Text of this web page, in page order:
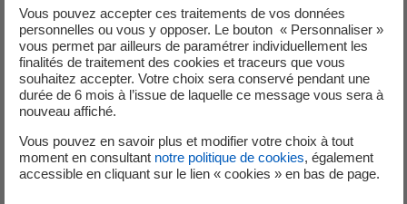
Le gestionnaire de réseau
associé à l’installation est
Enedis
Puissance supérieure à 36 kVA
Vous pouvez accepter ces traitements de vos données
personnelles ou vous y opposer. Le bouton « Personnaliser »
vous permet par ailleurs de paramétrer individuellement les
finalités de traitement des cookies et traceurs que vous
souhaitez accepter. Votre choix sera conservé pendant une
durée de 6 mois à l’issue de laquelle ce message vous sera à
nouveau affiché.
Vous pouvez en savoir plus et modifier votre choix à tout
moment en consultant notre politique de cookies, également
accessible en cliquant sur le lien « cookies » en bas de page.